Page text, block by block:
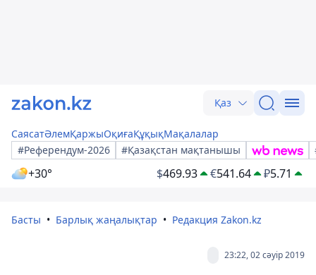
Қаз
СаясатӘлемҚаржыОқиғаҚұқықМақалалар
#Референдум-2026
#Қазақстан мақтанышы
+30° $469.93 €541.64 ₽5.71
Басты Барлық жаңалықтар Редакция Zakon.kz
23:22, 02 сәуір 2019